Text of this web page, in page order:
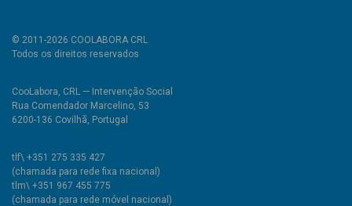
© 2011-2026 COOLABORA CRL
Todos os direitos reservados
CooLabora, CRL — Intervenção Social
Rua Comendador Marcelino, 53
6200-136 Covilhã, Portugal
tlf\ +351 275 335 427
(chamada para rede fixa nacional)
tlm\ +351 967 455 775
(chamada para rede móvel nacional)